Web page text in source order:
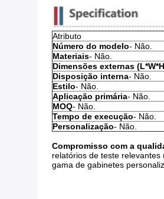
Atributo
Número do modelo- Não.
Materiais- Não.
Dimensões externas
Disposição interna- Não.
Estilo- Não.
Aplicação primária- Não.
MOQ- Não.
Tempo de execução- Não.
Personalização- Não.
Compromisso com a
relatórios de teste
gama de gabinetes